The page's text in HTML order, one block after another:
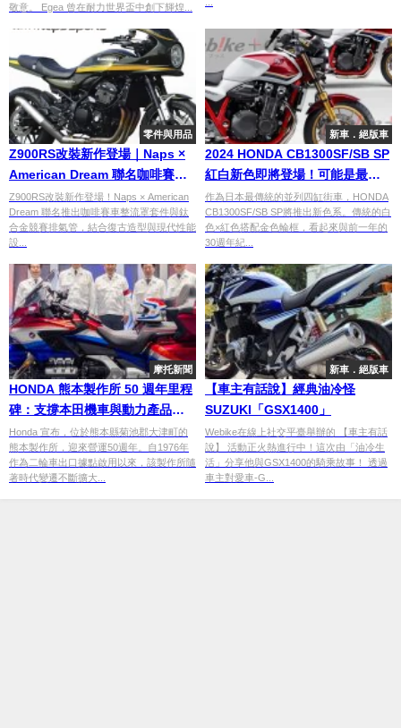
敬意。 Egea 曾在耐力世界盃中創下輝煌...
零件與用品
Z900RS改裝新作登場｜Naps ×
American Dream 聯名咖啡賽車
整流罩套件＋鈦合金競賽排氣管
發表
Z900RS改裝新作登場！Naps × American
Dream 聯名推出咖啡賽車整流罩套件與鈦
合金競賽排氣管，結合復古造型與現代性能
設...
新車．絕版車
2024 HONDA CB1300SF/SB SP
紅白新色即將登場！可能是最終
車型？！
作為日本最傳統的並列四缸街車，HONDA
CB1300SF/SB SP將推出新色系。傳統的白
色×紅色搭配金色輪框，看起來與前一年的
30週年紀...
摩托新聞
HONDA 熊本製作所 50 週年里程
碑：支撐本田機車與動力產品的
關鍵生產基地
Honda 宣布，位於熊本縣菊池郡大津町的
熊本製作所，迎來營運50週年。自1976年
作為二輪車出口據點啟用以來，該製作所隨
著時代變遷不斷擴大...
新車．絕版車
【車主有話說】經典油冷怪
SUZUKI「GSX1400」
Webike在線上社交平臺舉辦的 【車主有話
說】 活動正火熱進行中！這次由「油冷生
活」分享他與GSX1400的騎乘故事！ 透過
車主對愛車-G...